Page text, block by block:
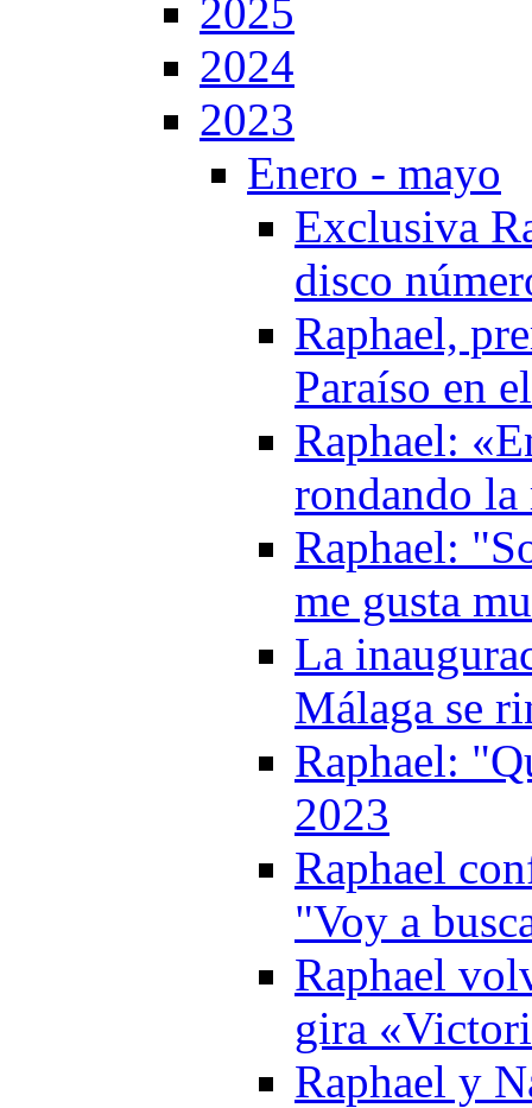
2025
2024
2023
Enero - mayo
Exclusiva
disco
Raphael,
Paraíso en
Raphael:
rondando la
Raphael:
me gusta
La
Málaga se
Raphael:
2023
Raphael
"Voy a
Raphael
gira
Raphael y